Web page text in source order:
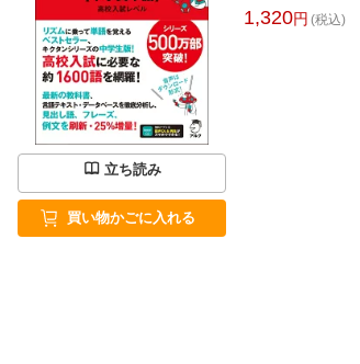
立ち読み
買い物かごに入れる
1,320円 (税込)